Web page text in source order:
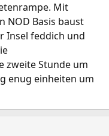
Mit
NOD Basis baust
Insel feddich und
zweite Stunde um
enug einheiten um